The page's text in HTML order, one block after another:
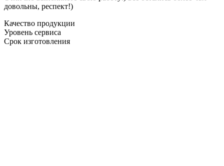
довольны, респект!)
Качество продукции
Уровень сервиса
Срок изготовления